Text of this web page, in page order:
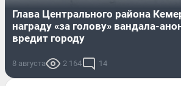
Глава Центрального района
награду «за голову» вандала-
вредит городу
8 августа 2 164 14